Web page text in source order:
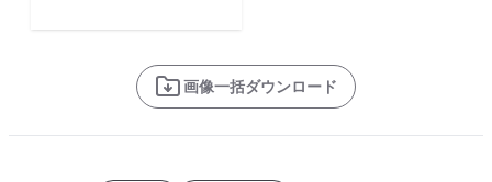
画像一括ダウンロード